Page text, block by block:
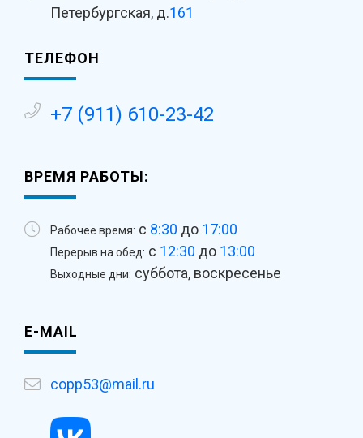
Петербургская, д.161
ТЕЛЕФОН
+7 (911) 610-23-42
ВРЕМЯ РАБОТЫ:
Рабочее время: с 8:30 до 17:00
Перерыв на обед: с 12:30 до 13:00
Выходные дни: суббота, воскресенье
E-MAIL
copp53@mail.ru